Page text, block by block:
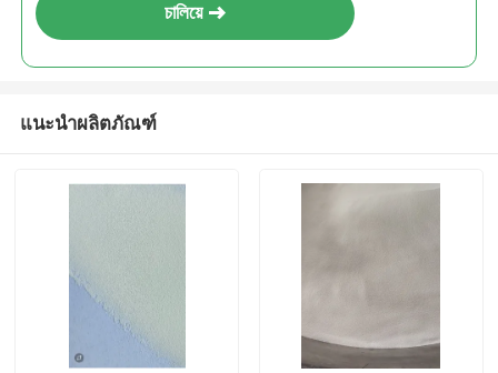
চালিয়ে
แนะนำผลิตภัณฑ์